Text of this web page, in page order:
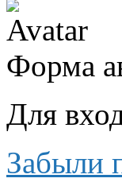
Форма
Для
Забыли